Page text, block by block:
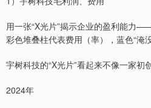
用一张“X光片”揭示企业的盈利能力
彩色堆叠柱代表费用（率），蓝色“淹
宇树科技的“X光片”看起来不像一家初
2024年